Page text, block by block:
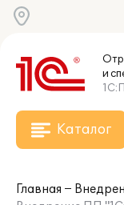
и
Каталог
Главная